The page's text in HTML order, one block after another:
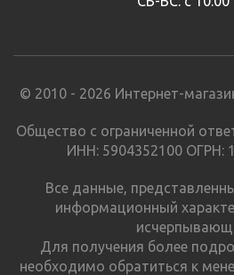
© 2010 - 2026 Интернет-
Общество с ограниченной
ИНН: 5904352100 ОГРН:
Все данные,
информационный
Для получения более
необходимо обратиться к